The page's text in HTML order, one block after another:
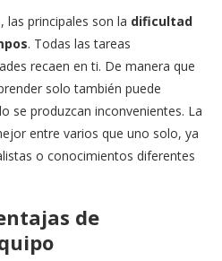
las principales son la dificultad
. Todas las tareas
recaen en ti. De manera que
solo también puede
se produzcan inconvenientes. La
entre varios que uno solo, ya
o conocimientos diferentes
de